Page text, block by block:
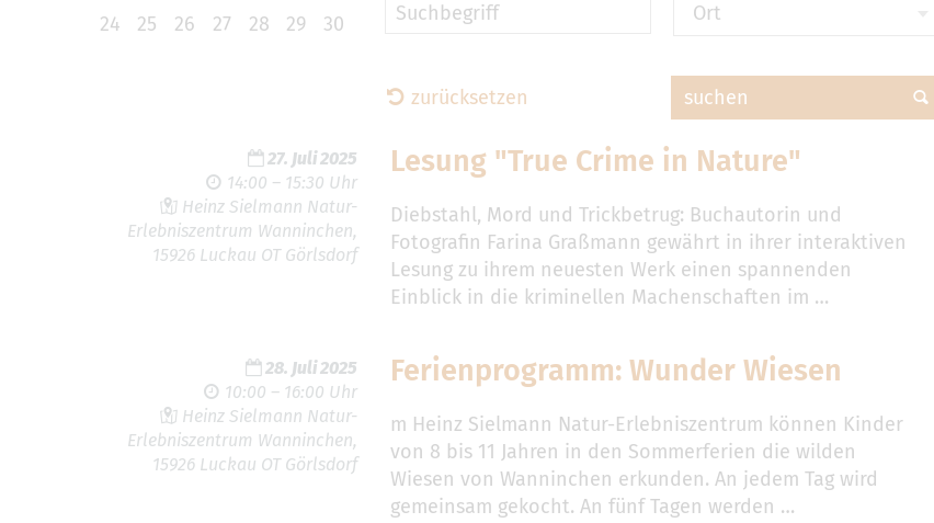
24
25 26 27 28 29 30 Suchbegriff Ort
zurücksetzen suchen
27. Juli 2025
14:00 – 15:30 Uhr
Heinz Sielmann Natur-
Erlebniszentrum Wanninchen,
15926 Luckau OT Görlsdorf
Lesung "True Crime in Nature"
Diebstahl, Mord und Trickbetrug: Buchautorin und
Fotografin Farina Graßmann gewährt in ihrer interaktiven
Lesung zu ihrem neuesten Werk einen spannenden
Einblick in die kriminellen Machenschaften im …
28. Juli 2025
10:00 – 16:00 Uhr
Heinz Sielmann Natur-
Erlebniszentrum Wanninchen,
15926 Luckau OT Görlsdorf
Ferienprogramm: Wunder Wiesen
m Heinz Sielmann Natur-Erlebniszentrum können Kinder
von 8 bis 11 Jahren in den Sommerferien die wilden
Wiesen von Wanninchen erkunden. An jedem Tag wird
gemeinsam gekocht. An fünf Tagen werden …